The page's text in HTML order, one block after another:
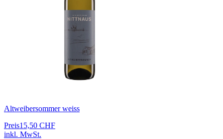
Altweibersommer weiss
Preis15,50 CHF
inkl. MwSt.